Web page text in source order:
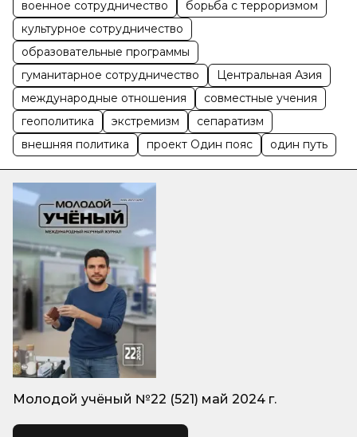
военное сотрудничество
борьба с терроризмом
культурное сотрудничество
образовательные программы
гуманитарное сотрудничество
Центральная Азия
международные отношения
совместные учения
геополитика
экстремизм
сепаратизм
внешняя политика
проект Один пояс один путь
Молодой учёный №22 (521) май 2024 г.